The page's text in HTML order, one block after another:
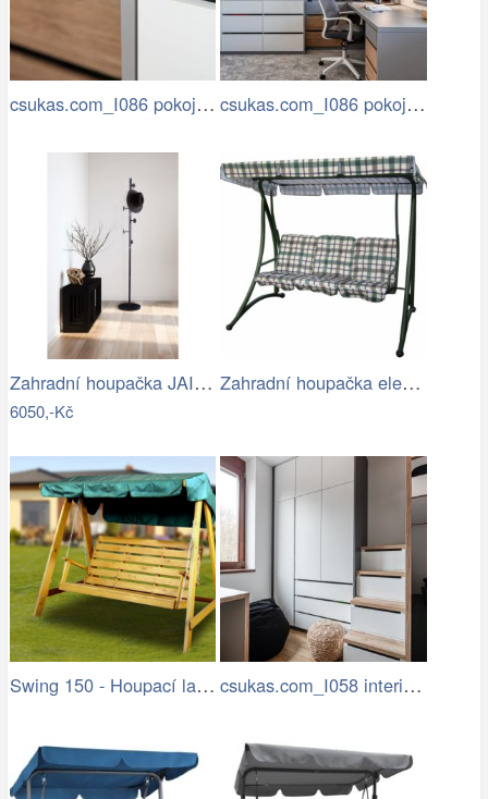
csukas.com_I086 pokoje a pracovna… csukas.com_I086 pokoje a pracovna…
Zahradní houpačka JAIRA Tempo Kondela
6050,-Kč
Zahradní houpačka elena II (zelená)
Swing 150 - Houpací lavice (pinie) csukas.com_I058 interier bytu 4kk 070…